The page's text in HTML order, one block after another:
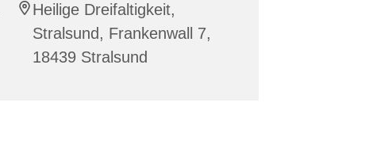
Heilige Dreifaltigkeit,
Stralsund, Frankenwall 7,
18439 Stralsund